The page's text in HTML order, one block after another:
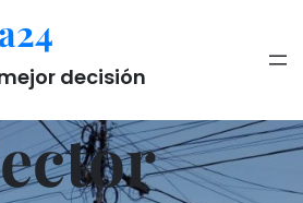
decisión